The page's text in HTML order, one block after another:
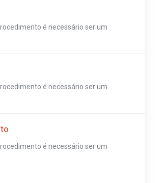
é necessário ser um
é necessário ser um
é necessário ser um